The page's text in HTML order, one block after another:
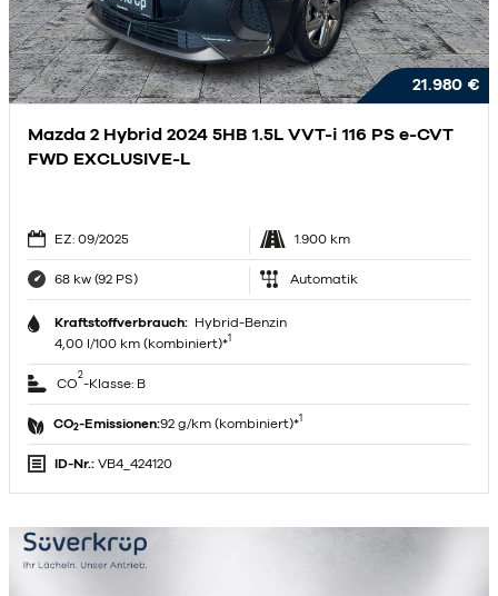
21.980 €
Mazda 2 Hybrid 2024 5HB 1.5L VVT-i 116 PS e-CVT
FWD EXCLUSIVE-L
EZ: 09/2025 1.900 km
68 kw (92 PS) Automatik
Kraftstoffverbrauch: Hybrid-Benzin
4,00 l/100 km (kombiniert)*1
CO
2
-Klasse: B
CO2-Emissionen:92 g/km (kombiniert)*1
ID-Nr.: VB4_424120